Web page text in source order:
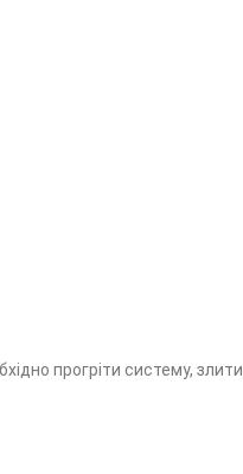
прогріти систему, злити